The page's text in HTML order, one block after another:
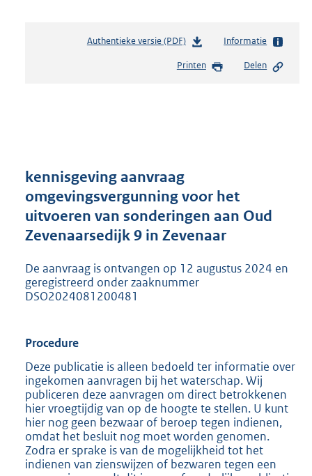
Authentieke versie (PDF)b
s
o
t
t
2
0
Informatie
Printen Delen
kennisgeving aanvraag
omgevingsvergunning voor het
uitvoeren van sonderingen aan Oud
Zevenaarsedijk 9 in Zevenaar
De aanvraag is ontvangen op 12 augustus 2024 en
geregistreerd onder zaaknummer
DSO2024081200481
Procedure
Deze publicatie is alleen bedoeld ter informatie over
ingekomen aanvragen bij het waterschap. Wij
publiceren deze aanvragen om direct betrokkenen
hier vroegtijdig van op de hoogte te stellen. U kunt
hier nog geen bezwaar of beroep tegen indienen,
omdat het besluit nog moet worden genomen.
Zodra er sprake is van de mogelijkheid tot het
indienen van zienswijzen of bezwaren tegen een